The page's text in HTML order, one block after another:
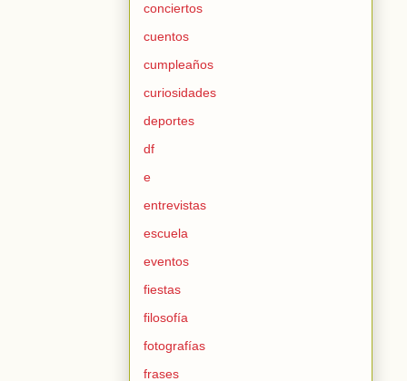
conciertos
cuentos
cumpleaños
curiosidades
deportes
df
e
entrevistas
escuela
eventos
fiestas
filosofía
fotografías
frases